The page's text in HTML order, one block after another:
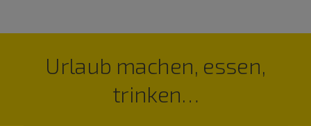
Urlaub machen, essen,
trinken…